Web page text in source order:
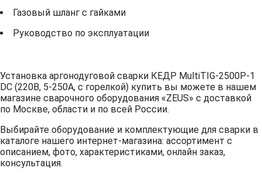
Газовый шланг с гайками
Руководство по эксплуатации
Установка аргонодуговой сварки КЕДР MultiTIG-2500P-1
DC (220В, 5-250А, с горелкой) купить вы можете в нашем
магазине сварочного оборудования «ZEUS» с доставкой
по Москве, области и по всей России.
Выбирайте оборудование и комплектующие для сварки в
каталоге нашего интернет-магазина: ассортимент с
описанием, фото, характеристиками, онлайн заказ,
консультация.